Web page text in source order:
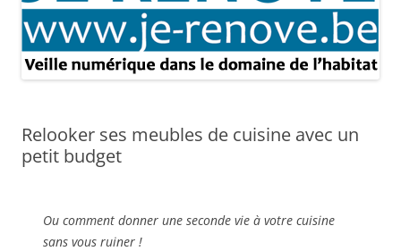
Relooker ses meubles de cuisine avec un
petit budget
Ou comment donner une seconde vie à votre cuisine
sans vous ruiner !